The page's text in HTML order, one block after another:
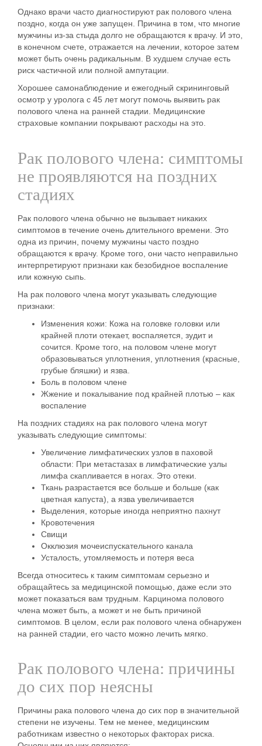
Однако врачи часто диагностируют рак полового члена
поздно, когда он уже запущен. Причина в том, что многие
мужчины из-за стыда долго не обращаются к врачу. И это,
в конечном счете, отражается на лечении, которое затем
может быть очень радикальным. В худшем случае есть
риск частичной или полной ампутации.
Хорошее самонаблюдение и ежегодный скрининговый
осмотр у уролога с 45 лет могут помочь выявить рак
полового члена на ранней стадии. Медицинские
страховые компании покрывают расходы на это.
Рак полового члена: симптомы
не проявляются на поздних
стадиях
Рак полового члена обычно не вызывает никаких
симптомов в течение очень длительного времени. Это
одна из причин, почему мужчины часто поздно
обращаются к врачу. Кроме того, они часто неправильно
интерпретируют признаки как безобидное воспаление
или кожную сыпь.
На рак полового члена могут указывать следующие
признаки:
Изменения кожи: Кожа на головке головки или
крайней плоти отекает, воспаляется, зудит и
сочится. Кроме того, на половом члене могут
образовываться уплотнения, уплотнения (красные,
грубые бляшки) и язва.
Боль в половом члене
Жжение и покалывание под крайней плотью – как
воспаление
На поздних стадиях на рак полового члена могут
указывать следующие симптомы:
Увеличение лимфатических узлов в паховой
области: При метастазах в лимфатические узлы
лимфа скапливается в ногах. Это отеки.
Ткань разрастается все больше и больше (как
цветная капуста), а язва увеличивается
Выделения , которые иногда неприятно пахнут
Кровотечения
Свищи
Окклюзия мочеиспускательного канала
Усталость, утомляемость и потеря веса
Всегда относитесь к таким симптомам серьезно и
обращайтесь за медицинской помощью, даже если это
может показаться вам трудным. Карцинома полового
члена может быть, а может и не быть причиной
симптомов. В целом, если рак полового члена обнаружен
на ранней стадии, его часто можно лечить мягко.
Рак полового члена: причины
до сих пор неясны
Причины рака полового члена до сих пор в значительной
степени не изучены. Тем не менее, медицинским
работникам известно о некоторых факторах риска.